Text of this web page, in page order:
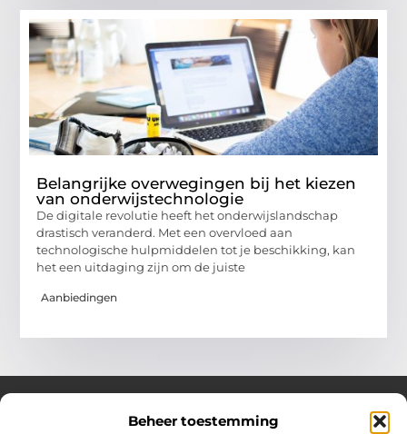
Beheer toestemming
Belangrijke overwegingen bij het kiezen
van onderwijstechnologie
De digitale revolutie heeft het onderwijslandschap
drastisch veranderd. Met een overvloed aan
technologische hulpmiddelen tot je beschikking, kan
het een uitdaging zijn om de juiste
Aanbiedingen